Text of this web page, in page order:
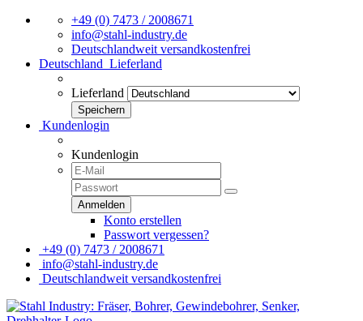
+49 (0) 7473 / 2008671
info@stahl-industry.de
Deutschlandweit versandkostenfrei
Deutschland Lieferland
Lieferland
Kundenlogin
Kundenlogin
Konto erstellen
Passwort vergessen?
+49 (0) 7473 / 2008671
info@stahl-industry.de
Deutschlandweit versandkostenfrei